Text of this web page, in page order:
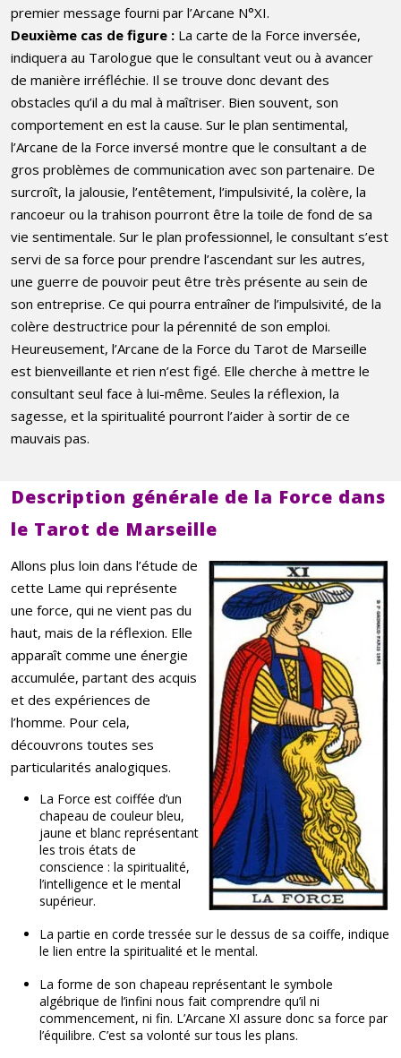
premier message fourni par l’Arcane N°XI.
Deuxième cas de figure : La carte de la Force inversée,
indiquera au Tarologue que le consultant veut ou à avancer
de manière irréfléchie. Il se trouve donc devant des
obstacles qu’il a du mal à maîtriser. Bien souvent, son
comportement en est la cause. Sur le plan sentimental,
l’Arcane de la Force inversé montre que le consultant a de
gros problèmes de communication avec son partenaire. De
surcroît, la jalousie, l’entêtement, l’impulsivité, la colère, la
rancoeur ou la trahison pourront être la toile de fond de sa
vie sentimentale. Sur le plan professionnel, le consultant s’est
servi de sa force pour prendre l’ascendant sur les autres,
une guerre de pouvoir peut être très présente au sein de
son entreprise. Ce qui pourra entraîner de l’impulsivité, de la
colère destructrice pour la pérennité de son emploi.
Heureusement, l’Arcane de la Force du Tarot de Marseille
est bienveillante et rien n’est figé. Elle cherche à mettre le
consultant seul face à lui-même. Seules la réflexion, la
sagesse, et la spiritualité pourront l’aider à sortir de ce
mauvais pas.
Description générale de la Force dans
le Tarot de Marseille
Allons plus loin dans l’étude de
cette Lame qui représente
une force, qui ne vient pas du
haut, mais de la réflexion. Elle
apparaît comme une énergie
accumulée, partant des acquis
et des expériences de
l’homme. Pour cela,
découvrons toutes ses
particularités analogiques.
La Force est coiffée d’un
chapeau de couleur bleu,
jaune et blanc représentant
les trois états de
conscience : la spiritualité,
l’intelligence et le mental
supérieur.
La partie en corde tressée sur le dessus de sa coiffe, indique
le lien entre la spiritualité et le mental.
La forme de son chapeau représentant le symbole
algébrique de l’infini nous fait comprendre qu’il ni
commencement, ni fin. L’Arcane XI assure donc sa force par
l’équilibre. C’est sa volonté sur tous les plans.